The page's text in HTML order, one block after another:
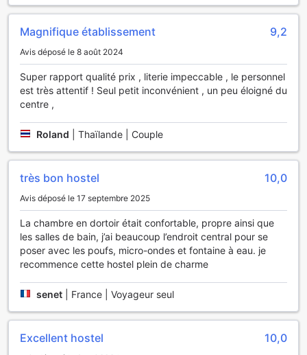
savoir que certaines salle de bains sont équipées d'un
sèche-cheveux et d'affaires de toilette.
Pourquoi séjourner ici
Cet hôtel surpasse 94 % des hébergements de la ville en
termes de rapport qualité-prix.
Magnifique établissement 9,2
Avis déposé le 8 août 2024
Super rapport qualité prix , literie impeccable , le personnel
est très attentif ! Seul petit inconvénient , un peu éloigné du
centre ,
Roland Thaïlande | Couple
très bon hostel 10,0
Avis déposé le 17 septembre 2025
La chambre en dortoir était confortable, propre ainsi que
les salles de bain, j’ai beaucoup l’endroit central pour se
poser avec les poufs, micro-ondes et fontaine à eau. je
recommence cette hostel plein de charme
senet France | Voyageur seul
Excellent hostel 10,0